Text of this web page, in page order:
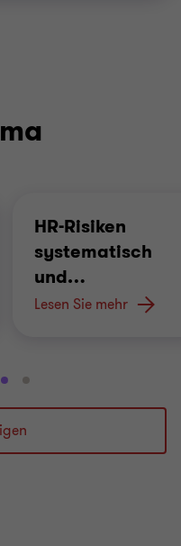
HR-Risiken
systematisch
und…
Lesen Sie mehr
Gehe
zu
Folie
3
Gehe
zu
Folie
4